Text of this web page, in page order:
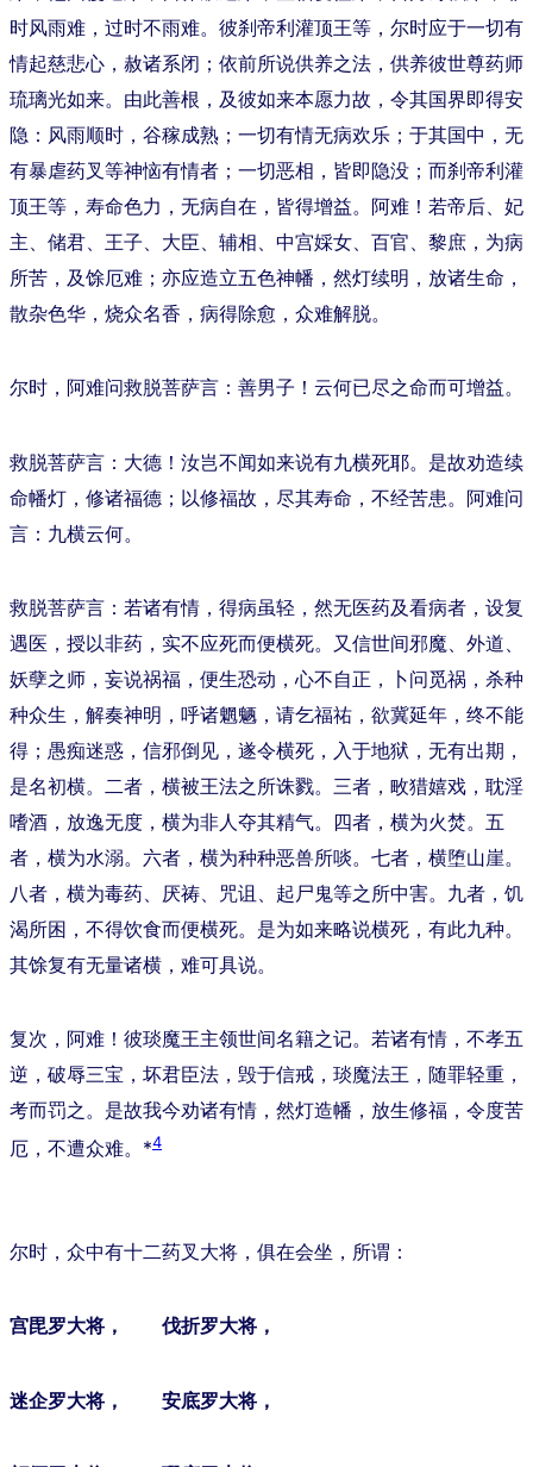
时风雨难，过时不雨难。彼刹帝利灌顶王等，尔时应于一切有
情起慈悲心，赦诸系闭；依前所说供养之法，供养彼世尊药师
琉璃光如来。由此善根，及彼如来本愿力故，令其国界即得安
隐：风雨顺时，谷稼成熟；一切有情无病欢乐；于其国中，无
有暴虐药叉等神恼有情者；一切恶相，皆即隐没；而刹帝利灌
顶王等，寿命色力，无病自在，皆得增益。阿难！若帝后、妃
主、储君、王子、大臣、辅相、中宫婇女、百官、黎庶，为病
所苦，及馀厄难；亦应造立五色神幡，然灯续明，放诸生命，
散杂色华，烧众名香，病得除愈，众难解脱。
尔时，阿难问救脱菩萨言：善男子！云何已尽之命而可增益。
救脱菩萨言：大德！汝岂不闻如来说有九横死耶。是故劝造续
命幡灯，修诸福德；以修福故，尽其寿命，不经苦患。阿难问
言：九横云何。
救脱菩萨言：若诸有情，得病虽轻，然无医药及看病者，设复
遇医，授以非药，实不应死而便横死。又信世间邪魔、外道、
妖孽之师，妄说祸福，便生恐动，心不自正，卜问觅祸，杀种
种众生，解奏神明，呼诸魍魉，请乞福祐，欲冀延年，终不能
得；愚痴迷惑，信邪倒见，遂令横死，入于地狱，无有出期，
是名初横。二者，横被王法之所诛戮。三者，畋猎嬉戏，耽淫
嗜酒，放逸无度，横为非人夺其精气。四者，横为火焚。五
者，横为水溺。六者，横为种种恶兽所啖。七者，横堕山崖。
八者，横为毒药、厌祷、咒诅、起尸鬼等之所中害。九者，饥
渴所困，不得饮食而便横死。是为如来略说横死，有此九种。
其馀复有无量诸横，难可具说。
复次，阿难！彼琰魔王主领世间名籍之记。若诸有情，不孝五
逆，破辱三宝，坏君臣法，毁于信戒，琰魔法王，随罪轻重，
考而罚之。是故我今劝诸有情，然灯造幡，放生修福，令度苦
厄，不遭众难。*4
尔时，众中有十二药叉大将，俱在会坐，所谓：
宫毘罗大将， 伐折罗大将，
迷企罗大将， 安底罗大将，